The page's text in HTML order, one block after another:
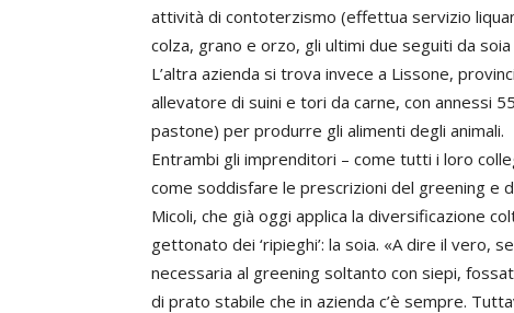
attività di contoterzismo (effettua servizio
colza, grano e orzo, gli ultimi due seguiti da
L’altra azienda si trova invece a Lissone,
allevatore di suini e tori da carne, con annessi
pastone) per produrre gli alimenti degli animali.
Entrambi gli imprenditori – come tutti i loro
come soddisfare le prescrizioni del greening e
Micoli, che già oggi applica la diversificazione
gettonato dei ‘ripieghi’: la soia. «A dire il vero,
necessaria al greening soltanto con siepi,
di prato stabile che in azienda c’è sempre.